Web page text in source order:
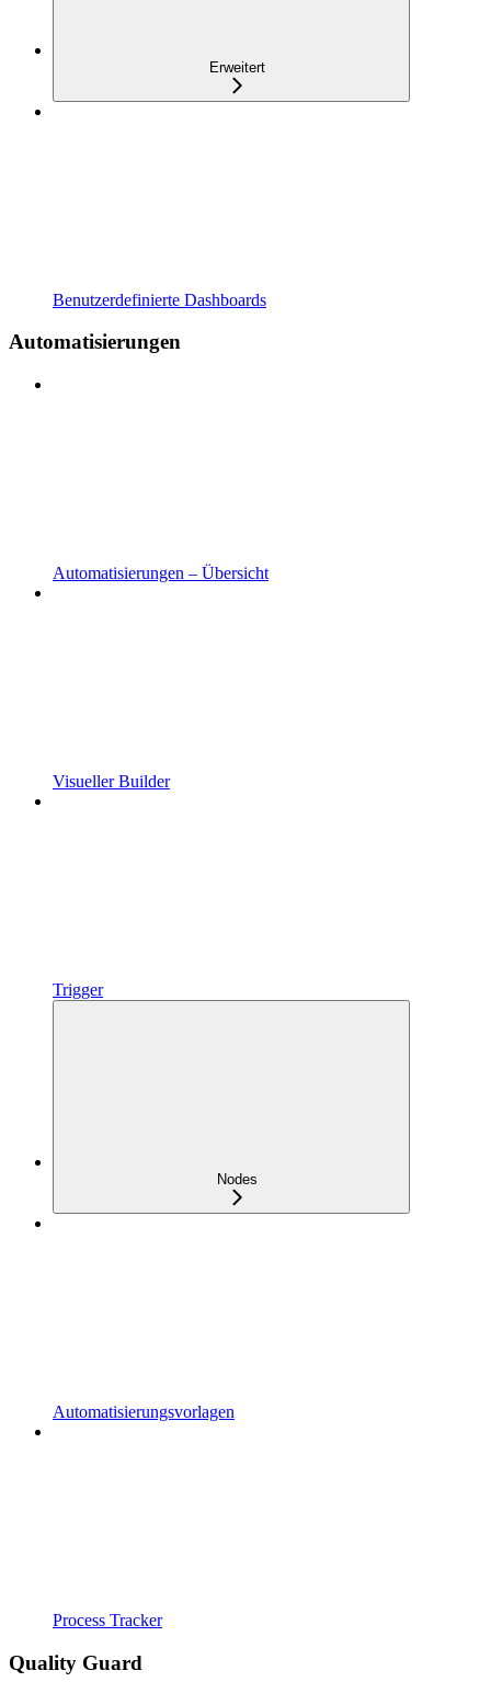
Erweitert
Benutzerdefinierte Dashboards
Automatisierungen
Automatisierungen – Übersicht
Visueller Builder
Trigger
Nodes
Automatisierungsvorlagen
Process Tracker
Quality Guard